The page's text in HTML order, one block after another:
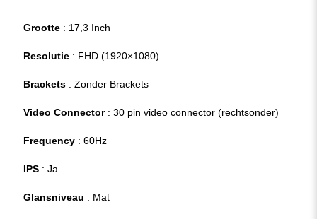
Grootte : 17,3 Inch
Resolutie : FHD (1920×1080)
Brackets : Zonder Brackets
Video Connector: 30 pin video connector (rechtsonder)
Frequency : 60Hz
IPS : Ja
Glansniveau : Mat